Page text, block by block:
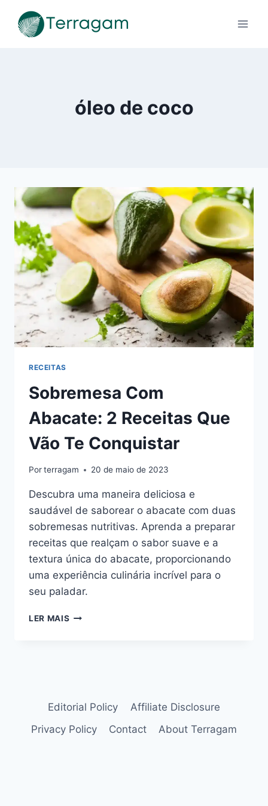
para
óleo de coco
RECEITAS
Sobremesa Com
Abacate: 2 Receitas Que
Vão Te Conquistar
Porterragam 20 de maio de 2023
Descubra uma maneira deliciosa e
saudável de saborear o abacate com duas
sobremesas nutritivas. Aprenda a preparar
receitas que realçam o sabor suave e a
textura única do abacate, proporcionando
uma experiência culinária incrível para o
seu paladar.
LER MAIS SOBREMESA
TE
CONQUISTAR
Editorial Policy
Affiliate Disclosure
Privacy Policy
Contact About Terragam